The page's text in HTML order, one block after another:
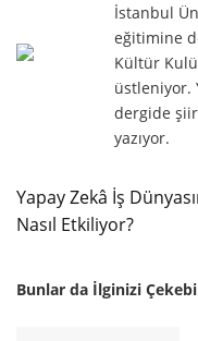
İstanbul
eğitimine
Kültür
üstleniyor.
dergide
yazıyor.
Yapay Zekâ İş
Nasıl Etkiliyor?
Bunlar da İlginizi